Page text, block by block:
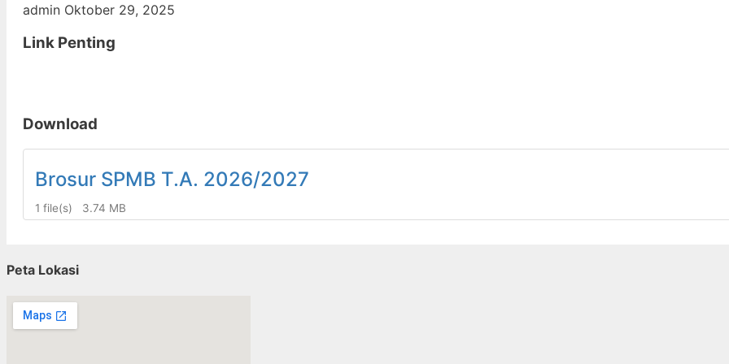
admin Oktober 29, 2025
Link Penting
Download
Brosur SPMB T.A. 2026/2027
1 file(s) 3.74 MB
Peta Lokasi